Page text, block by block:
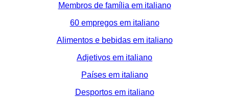
Membros de família em italiano
60 empregos em italiano
Alimentos e bebidas em italiano
Adjetivos em italiano
Países em italiano
Desportos em italiano